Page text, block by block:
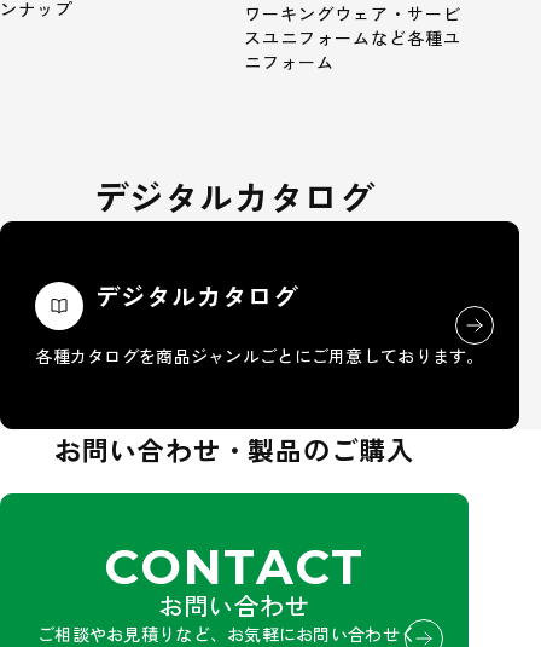
ンナップ
ワーキングウェア・サービ
スユニフォームなど各種ユ
ニフォーム
デジタルカタログ
デジタルカタログ
各種カタログを商品ジャンルごとにご用意しております。
お問い合わせ・製品のご購入
CONTACT
お問い合わせ
ご相談やお見積りなど、お気軽にお問い合わせく